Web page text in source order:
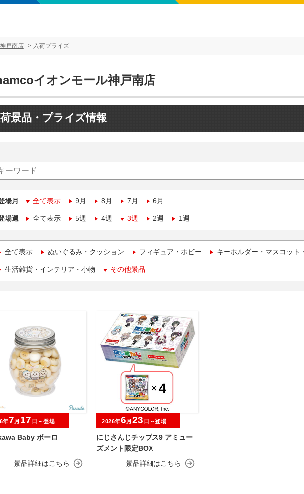
戸南店 入荷プライズ
イオンモール神戸南店
景品・プライズ情報
場月 全て表示 9月 8月 7月 6月
場週 全て表示 5週 4週 3週 2週 1週
全て表示 ぬいぐるみ・クッション フィギュア・ホビー キーホルダー・マスコット
生活雑貨・インテリア・小物 その他景品
Baby ボーロ
年7 月 17 日～登場
にじさんじチップス9 アミュー
ズメント限定BOX
2026年6 月 23 日～登場